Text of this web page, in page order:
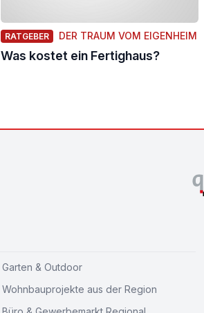
RATGEBER DER TRAUM VOM EIGENHEIM
Was kostet ein Fertighaus?
Garten & Outdoor
Wohnbauprojekte aus der Region